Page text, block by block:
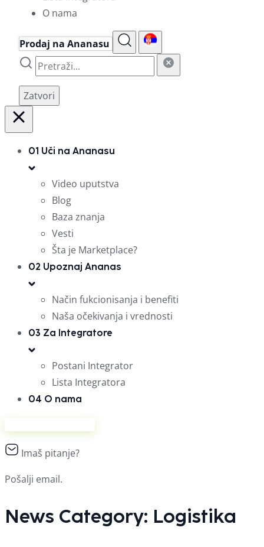
O nama
Prodaj na Ananasu
Zatvori
01 Uči na Ananasu
Video uputstva
Blog
Baza znanja
Vesti
Šta je Marketplace?
02 Upoznaj Ananas
Način fukcionisanja i benefiti
Naša očekivanja i vrednosti
03 Za Integratore
Postani Integrator
Lista Integratora
04 O nama
Imaš pitanje?
Pošalji email.
News Category: Logistika